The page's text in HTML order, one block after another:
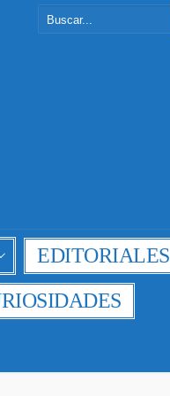
EDITORIALES